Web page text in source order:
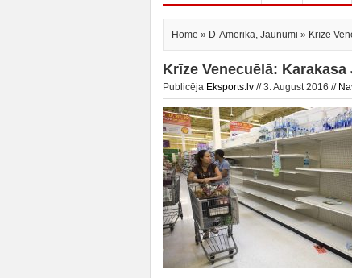
Home » D-Amerika, Jaunumi » Krīze
Krīze Venecuēlā:
Publicēja Eksports.lv // 3. August 2016 //